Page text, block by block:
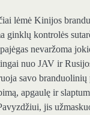
lėmė Kinijos
ginklų kontrolės
nevaržoma
nuo JAV ir
savo
apgaulę ir
jis